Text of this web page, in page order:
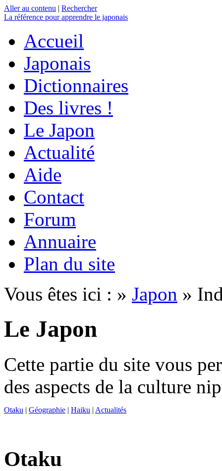
Aller au contenu | Rechercher
La référence pour apprendre le japonais
Accueil
Japonais
Dictionnaires
Des livres !
Le Japon
Actualité
Aide
Contact
Forum
Annuaire
Plan du site
Vous êtes ici : » Japon »
Le Japon
Cette partie du site vous
des aspects de la culture
Otaku | Géographie | Haiku | Actualités
Otaku